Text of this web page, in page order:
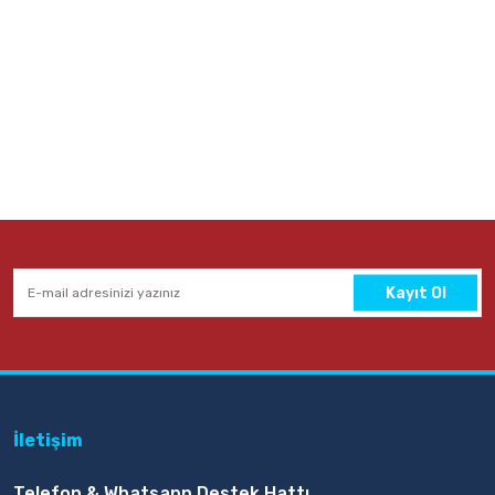
Kayıt Ol
İletişim